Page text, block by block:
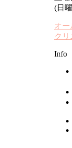
(日
オ
クリ
Info